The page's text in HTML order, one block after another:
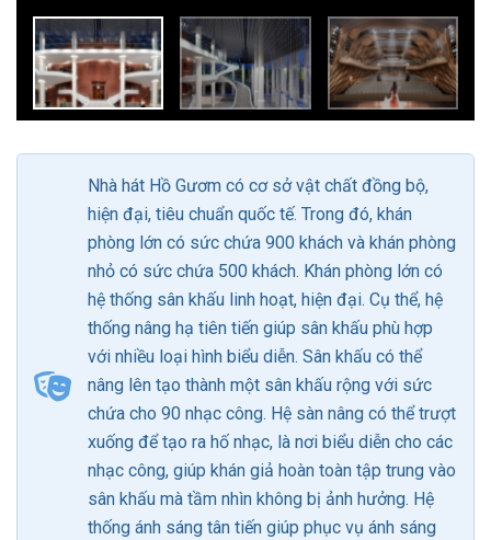
Nhà hát Hồ Gươm có cơ sở vật chất đồng bộ,
hiện đại, tiêu chuẩn quốc tế. Trong đó, khán
phòng lớn có sức chứa 900 khách và khán phòng
nhỏ có sức chứa 500 khách. Khán phòng lớn có
hệ thống sân khấu linh hoạt, hiện đại. Cụ thể, hệ
thống nâng hạ tiên tiến giúp sân khấu phù hợp
với nhiều loại hình biểu diễn. Sân khấu có thể
nâng lên tạo thành một sân khấu rộng với sức
chứa cho 90 nhạc công. Hệ sàn nâng có thể trượt
xuống để tạo ra hố nhạc, là nơi biểu diễn cho các
nhạc công, giúp khán giả hoàn toàn tập trung vào
sân khấu mà tầm nhìn không bị ảnh hưởng. Hệ
thống ánh sáng tân tiến giúp phục vụ ánh sáng